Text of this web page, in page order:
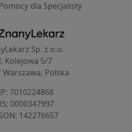
dla Specjalisty
ZnanyLekarz - Strona główna
Sp. z o.o.
Kolejowa 5/7
Warszawa, Polska
⁠7010224868
⁠0000347997
⁠142276657